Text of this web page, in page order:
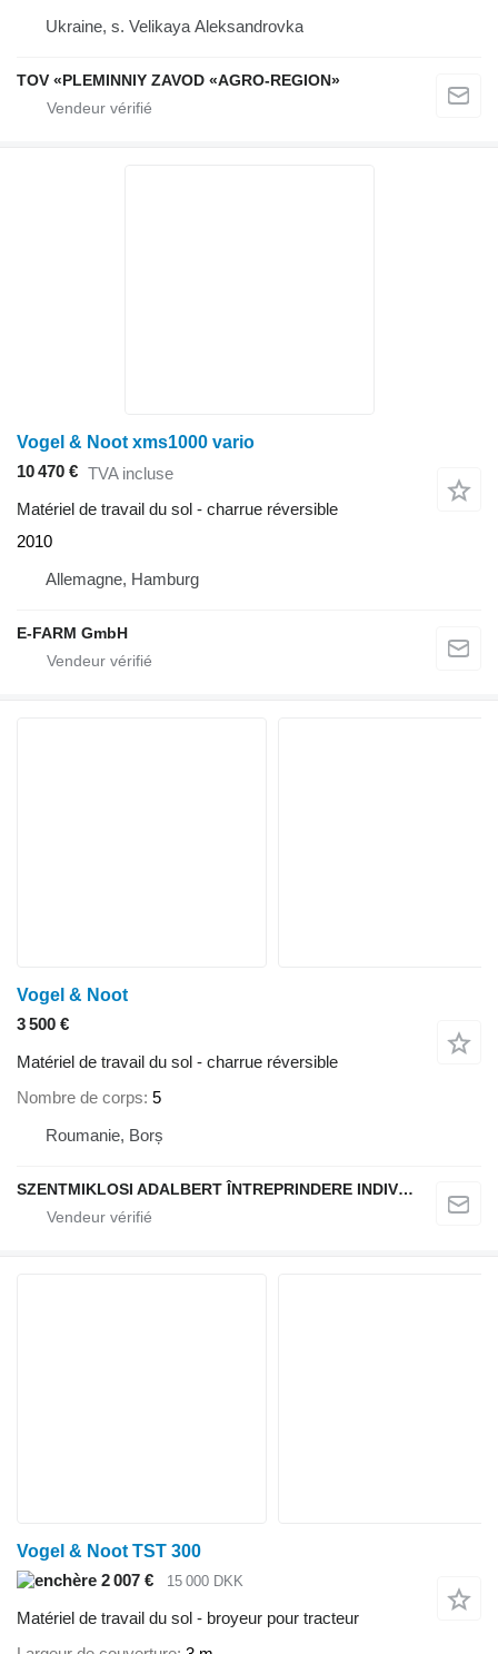
Ukraine, s. Velikaya Aleksandrovka
TOV «PLEMINNIY ZAVOD «AGRO-REGION»
Vogel & Noot xms1000 vario
10 470 € TVA incluse
Matériel de travail du sol - charrue réversible
2010
Allemagne, Hamburg
E-FARM GmbH
Vogel & Noot
3 500 €
Matériel de travail du sol - charrue réversible
Nombre de corps 5
Roumanie, Borș
SZENTMIKLOSI ADALBERT ÎNTREPRINDERE INDIVIDUALĂ
Vogel & Noot TST 300
2 007 €
15 000 DKK
Matériel de travail du sol - broyeur pour tracteur